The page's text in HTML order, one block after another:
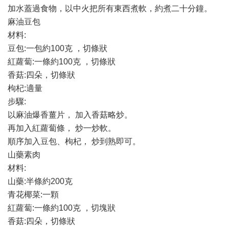
加水蓋過食物，以中火把所有東西煮軟，約煮二十分鐘。
麻油豆包
材料:
豆包:一包約100克 ，切條狀
紅蘿蔔:一條約100克 ，切條狀
香菇:四朵，切條狀
枸杞:適量
步驟:
以麻油爆香薑片， 加入香菇略炒。
再加入紅蘿蔔條， 炒一炒軟。
順序加入豆包、枸杞， 炒到熟即可。
山藥素肉
材料:
山藥:半條約200克
青花椰菜:一顆
紅蘿蔔:一條約100克 ，切塊狀
香菇:四朵，切條狀